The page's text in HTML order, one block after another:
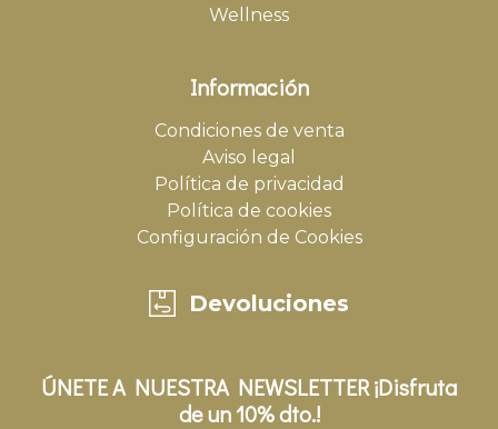
Wellness
Información
Condiciones de venta
Aviso legal
Política de privacidad
Política de cookies
Configuración de Cookies
Devoluciones
ÚNETE A NUESTRA NEWSLETTER ¡Disfruta
de un 10% dto.!